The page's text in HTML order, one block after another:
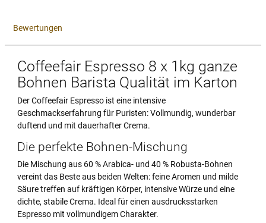
Bewertungen
Coffeefair Espresso 8 x 1kg ganze
Bohnen Barista Qualität im Karton
Der Coffeefair Espresso ist eine intensive
Geschmackserfahrung für Puristen: Vollmundig, wunderbar
duftend und mit dauerhafter Crema.
Die perfekte Bohnen-Mischung
Die Mischung aus 60 % Arabica- und 40 % Robusta-Bohnen
vereint das Beste aus beiden Welten: feine Aromen und milde
Säure treffen auf kräftigen Körper, intensive Würze und eine
dichte, stabile Crema. Ideal für einen ausdrucksstarken
Espresso mit vollmundigem Charakter.